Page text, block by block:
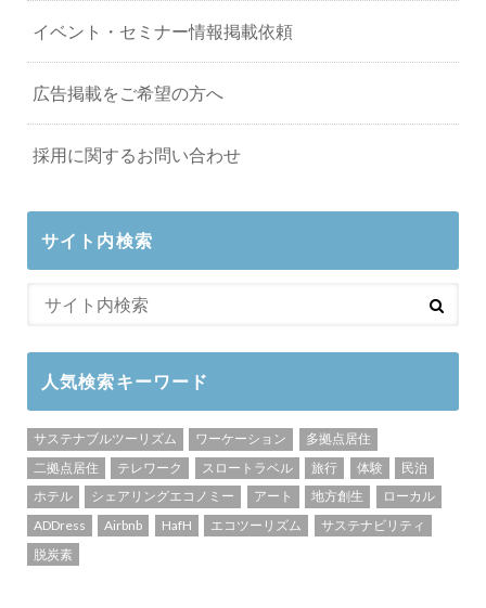
イベント・セミナー情報掲載依頼
広告掲載をご希望の方へ
採用に関するお問い合わせ
サイト内検索
人気検索キーワード
サステナブルツーリズム ワーケーション
多拠点居住
二拠点居住
テレワーク スロートラベル 旅行 体験
民泊
ホテル
シェアリングエコノミー アート 地方創生
ローカル
ADDress
Airbnb HafH エコツーリズム
サステナビリティ
脱炭素